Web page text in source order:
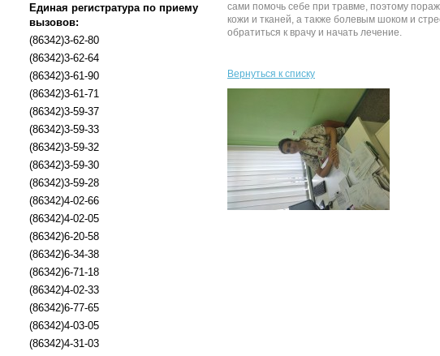
Единая регистратура по приему
вызовов:
(86342)3-62-80
(86342)3-62-64
(86342)3-61-90
(86342)3-61-71
(86342)3-59-37
(86342)3-59-33
(86342)3-59-32
(86342)3-59-30
(86342)3-59-28
(86342)4-02-66
(86342)4-02-05
(86342)6-20-58
(86342)6-34-38
(86342)6-71-18
(86342)4-02-33
(86342)6-77-65
(86342)4-03-05
(86342)4-31-03
сами помочь себе при травме, поэтому
кожи и тканей, а также болевым шоком и
обратиться к врачу и начать лечение.
Вернуться к списку